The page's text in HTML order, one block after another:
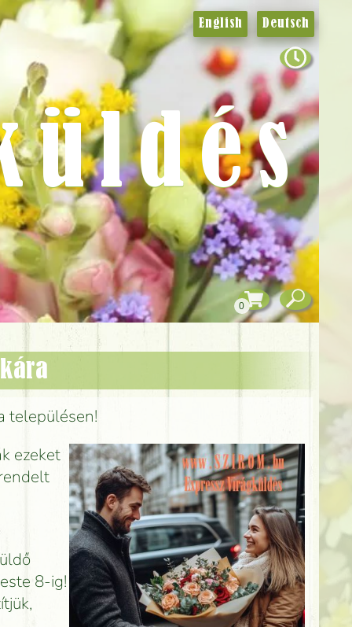
településen!
ezeket
8-ig!
English Deutsch
0